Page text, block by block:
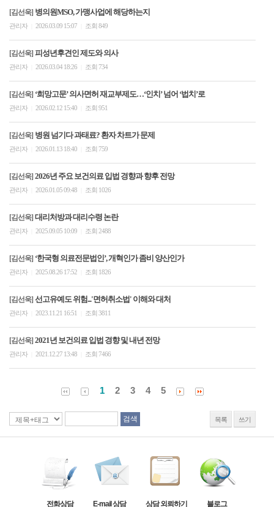
[김선욱] 병의원MSO, 가맹사업에 해당하는지
관리자 2026.03.09 15:07 조회 849
[김선욱] 피성년후견인 제도와 의사
관리자 2026.03.04 18:26 조회 734
[김선욱] ‘희망고문’ 의사면허 재교부제도…‘인치’ 넘어 ‘법치’로
관리자 2026.02.12 15:40 조회 951
[김선욱] 병원 넘기다 과태료? 환자 차트가 문제
관리자 2026.01.13 18:40 조회 759
[김선욱] 2026년 주요 보건의료 입법 경향과 향후 전망
관리자 2026.01.05 09:48 조회 1026
[김선욱] 대리처방과 대리수령 논란
관리자 2025.09.05 10:09 조회 2488
[김선욱] ‘한국형 의료전문법인’, 개혁인가 좀비 양산인가
관리자 2025.08.26 17:52 조회 1826
[김선욱] 선고유예도 위험...'면허취소법' 이해와 대처
관리자 2023.11.21 16:51 조회 3811
[김선욱] 2021년 보건의료 입법 경향 및 내년 전망
관리자 2021.12.27 13:48 조회 7466
1 2 3 4 5
목록 쓰기
전화상담 E-mail 상담 상담 외뢰하기 블로그